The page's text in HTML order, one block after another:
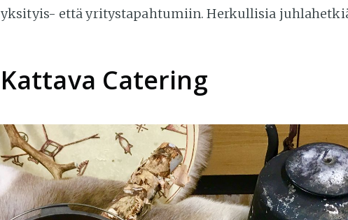
yksityis- että yritystapahtumiin. Herkullisia
Kattava Catering